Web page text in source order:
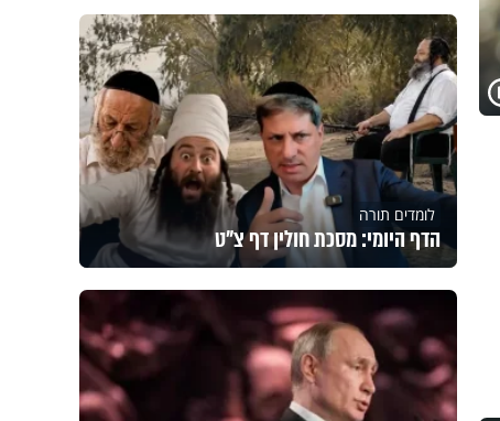
לומדים תורה
הדף היומי: מסכת חולין דף צ"ט